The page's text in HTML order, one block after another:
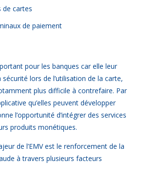
de cartes
de paiement
pour les banques car elle leur
lors de l’utilisation de la carte,
plus difficile à contrefaire. Par
qu’elles peuvent développer
l’opportunité d’intégrer des services
produits monétiques.
de l’EMV est le renforcement de la
à travers plusieurs facteurs